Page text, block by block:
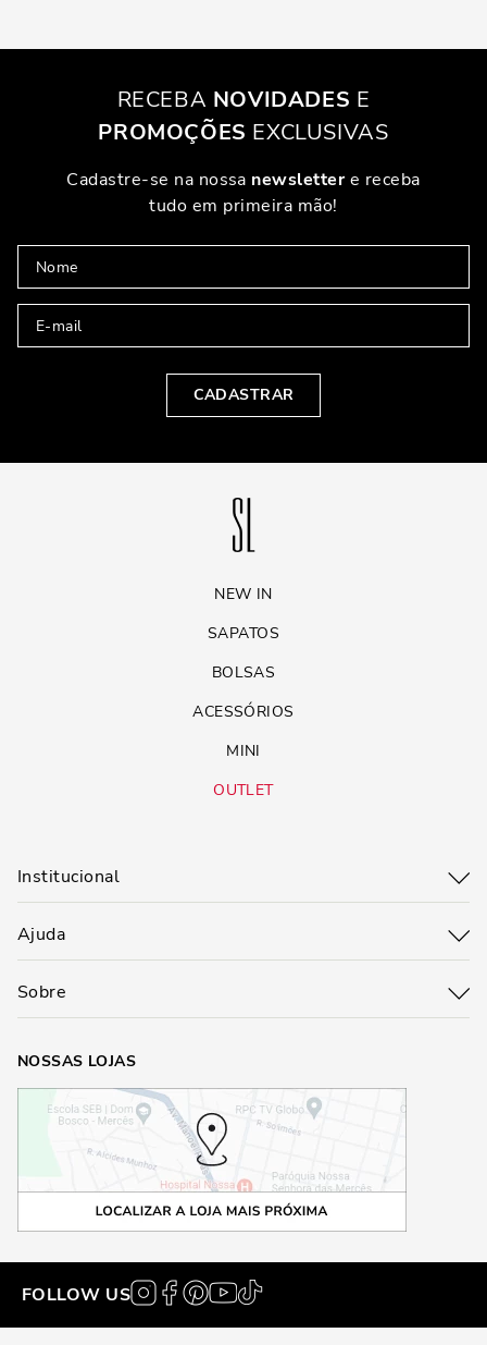
RECEBA NOVIDADES E
PROMOÇÕES EXCLUSIVAS
Cadastre-se na nossa newslettere receba
tudo em primeira mão!
CADASTRAR
NEW IN
SAPATOS
BOLSAS
ACESSÓRIOS
MINI
OUTLET
Institucional
Ajuda
Sobre
NOSSAS LOJAS
FOLLOW US